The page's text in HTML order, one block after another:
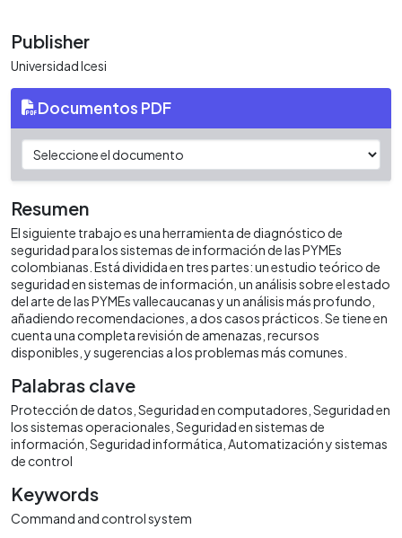
Publisher
Universidad Icesi
Documentos PDF
Resumen
El siguiente trabajo es una herramienta de diagnóstico de
seguridad para los sistemas de información de las PYMEs
colombianas. Está dividida en tres partes: un estudio teórico de
seguridad en sistemas de información, un análisis sobre el estado
del arte de las PYMEs vallecaucanas y un análisis más profundo,
añadiendo recomendaciones, a dos casos prácticos. Se tiene en
cuenta una completa revisión de amenazas, recursos
disponibles, y sugerencias a los problemas más comunes.
Palabras clave
Protección de datos Seguridad en computadores Seguridad en
los sistemas operacionales Seguridad en sistemas de
información Seguridad informática Automatización y sistemas
de control
Keywords
Command and control system